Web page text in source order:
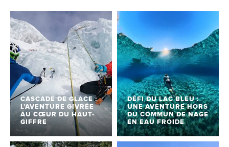
CASCADE DE GLACE :
L’AVENTURE GIVRÉE
AU CŒUR DU HAUT-
GIFFRE
DÉFI DU LAC BLEU :
UNE AVENTURE HORS
DU COMMUN DE NAGE
EN EAU FROIDE